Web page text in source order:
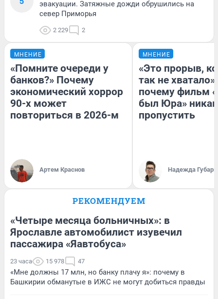
эвакуации. Затяжные дожди обрушились на
север Приморья
2 229 2
МНЕНИЕ
«Помните очереди у
банков?» Почему
экономический хоррор
90-х может
повториться в 2026-м
Артем Краснов
МНЕНИЕ
«Это прорыв,
так не хватало»:
почему фильм
был Юра»
пропустить
Надежда Губарь
РЕКОМЕНДУЕМ
«Четыре месяца больничных»: в
Ярославле автомобилист изувечил
пассажира «Яавтобуса»
23 часа 15 978 47
«Мне должны 17 млн, но банку плачу я»: почему в
Башкирии обманутые в ИЖС не могут добиться правды